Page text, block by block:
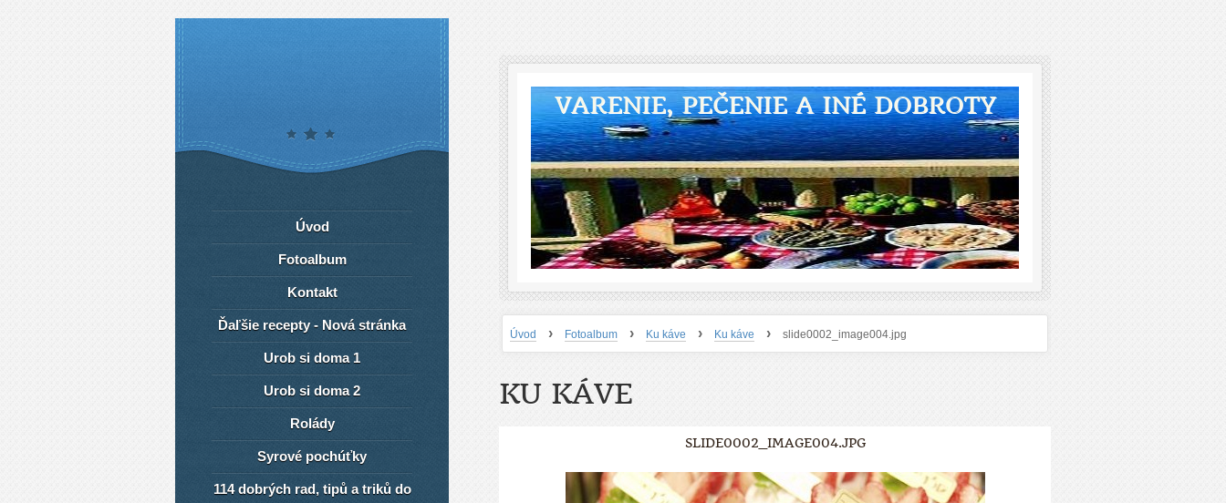
VARENIE, PEČENIE A INÉ DOBROTY
Úvod › Fotoalbum › Ku káve › Ku káve › slide0002_image004.jpg
KU KÁVE
SLIDE0002_IMAGE004.JPG
Úvod
Fotoalbum
Kontakt
Ďaľšie recepty - Nová stránka
Urob si doma 1
Urob si doma 2
Rolády
Syrové pochúťky
114 dobrých rad, tipů a triků do